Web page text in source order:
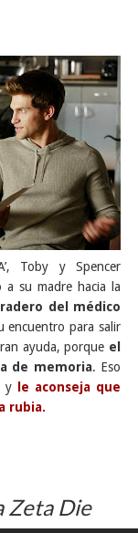
Toby y Spencer
a su madre hacia la
del médico
encuentro para salir
ayuda, porque el
de memoria. Eso
y
le aconseja que
rubia.
Zeta Die